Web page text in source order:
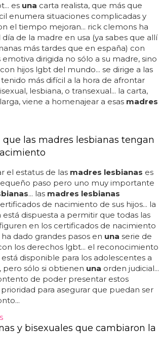
es una carta realista, que más que
enumera situaciones complicadas y
el tiempo mejoran... rick clemons ha
de la madre en usa (ya sabes que allí
más tardes que en españa) con
dirigida no sólo a su madre, sino
con hijos lgbt del mundo... se dirige a las
más difícil a la hora de afrontar
lesbiana, o transexual... la carta,
viene a homenajear a esas madres
las madres lesbianas tengan
el estatus de las madres lesbianas es
paso pero uno muy importante
... las madres lesbianas
de nacimiento de sus hijos... la
dispuesta a permitir que todas las
en los certificados de nacimiento
ha dado grandes pasos en una serie de
los derechos lgbt... el reconocimiento
disponible para los adolescentes a
pero sólo si obtienen una orden judicial...
de poder presentar estos
prioridad para asegurar que puedan ser
y bisexuales que cambiaron la